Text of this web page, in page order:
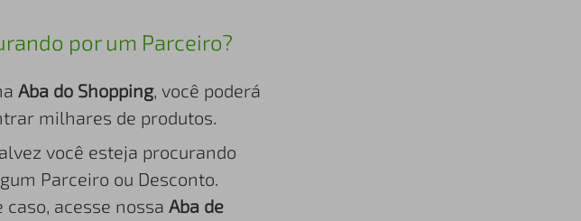
por um Parceiro?
Aba do Shopping, você poderá
milhares de produtos.
você esteja procurando
Parceiro ou Desconto.
caso, acesse nossa Aba de